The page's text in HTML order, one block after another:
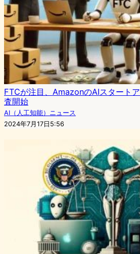
FTCが注目、AmazonのAIスタート
査開始
AI（人工知能）ニュース
2024年7月17日5:56